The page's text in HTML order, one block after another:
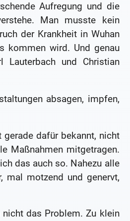
Aufregung und die
Man musste kein
der Krankheit in Wuhan
kommen wird. Und genau
Lauterbach und Christian
absagen, impfen,
dafür bekannt, nicht
Maßnahmen mitgetragen.
das auch so. Nahezu alle
mal motzend und genervt,
nicht das Problem. Zu klein